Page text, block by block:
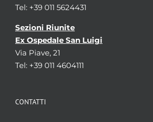
Tel: +39 011 5624431
Sezioni Riunite
Ex Ospedale San Luigi
Via Piave, 21
Tel: +39 011 4604111
CONTATTI